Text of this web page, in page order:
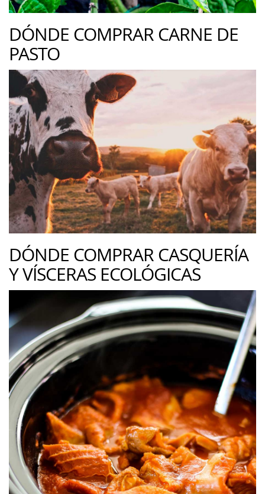
DÓNDE COMPRAR CARNE DE
PASTO
DÓNDE COMPRAR CASQUERÍA
Y VÍSCERAS ECOLÓGICAS